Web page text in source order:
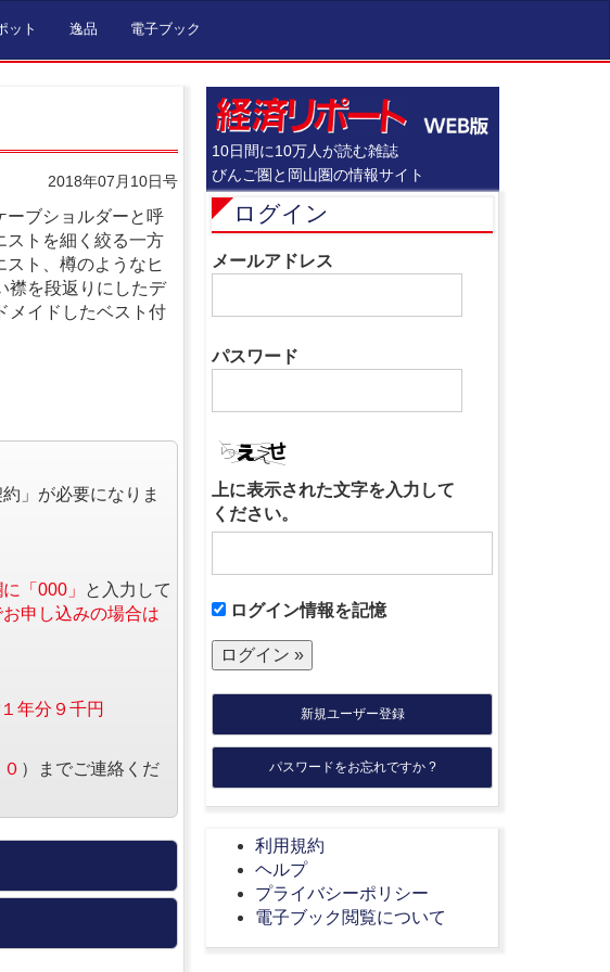
ット 逸品 電子ブック
2018年07月10日号
ブショルダーと呼
ストを細く絞る一方
ト、樽のようなヒ
襟を段返りにしたデ
メイドしたベスト付
」が必要になりま
「000」
と入力して
申し込みの場合は
１年分９千円
）までご連絡くだ
10日間に10万人が読む雑誌
びんご圏と岡山圏の情報サイト
ログイン
メールアドレス
パスワード
上に表示された文字を入力して
ください。
ログイン情報を記憶
新規ユーザー登録
パスワードをお忘れですか ?
利用規約
ヘルプ
プライバシーポリシー
電子ブック閲覧について